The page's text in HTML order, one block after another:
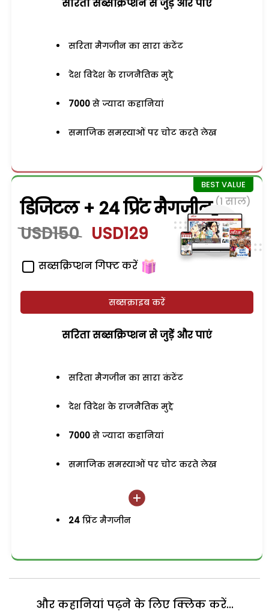
सरिता सब्सक्रिप्शन से जुड़ेें और पाएं
सरिता मैगजीन का सारा कंटेंट
देश विदेश के राजनैतिक मुद्दे
7000 से ज्यादा कहानियां
समाजिक समस्याओं पर चोट करते लेख
डिजिटल + 24 प्रिंट मैगजीन (1 साल)
USD150 USD129
सब्सक्रिप्शन गिफ्ट करें
सब्सक्राइब करें
सरिता सब्सक्रिप्शन से जुड़ेें और पाएं
सरिता मैगजीन का सारा कंटेंट
देश विदेश के राजनैतिक मुद्दे
7000 से ज्यादा कहानियां
समाजिक समस्याओं पर चोट करते लेख
24 प्रिंट मैगजीन
और कहानियां पढ़ने के लिए क्लिक करें...